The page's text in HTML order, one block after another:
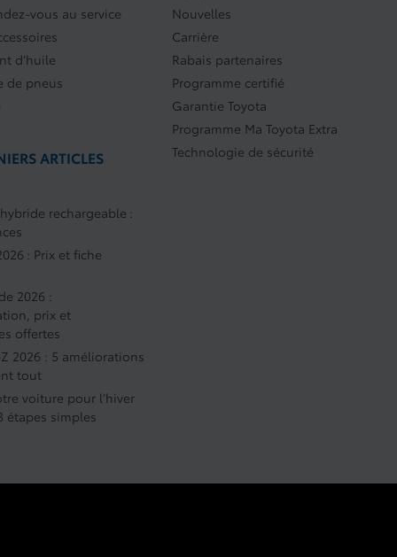
vous au service
d’huile
de pneus
ARTICLES
rechargeable :
: Prix et fiche
2026 :
prix et
offertes
2026 : 5 améliorations
tout
voiture pour l’hiver
étapes simples
Nouvelles
Carrière
Rabais partenaires
Programme certifié
Garantie Toyota
Programme Ma Toyota Extra
Technologie de sécurité